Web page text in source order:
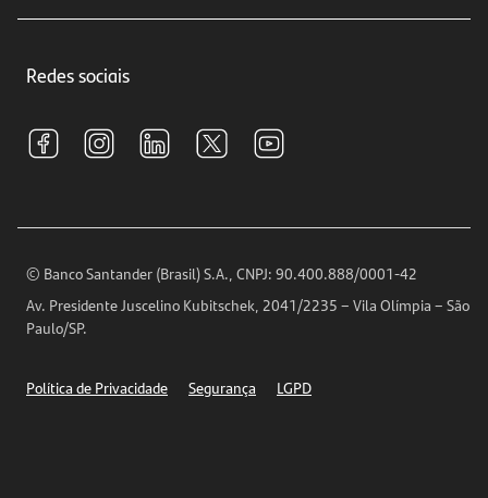
Crédito e Financiamentos
Investimentos
Relações com Investidores
Central de Renegociação
S.A.C
Encontre nossas agências
Horários de Atendimento
Telefones
Redes sociais
© Banco Santander (Brasil) S.A., CNPJ: 90.400.888/0001-42
Av. Presidente Juscelino Kubitschek, 2041/2235 – Vila Olímpia – São
Paulo/SP.
Política de Privacidade Segurança LGPD